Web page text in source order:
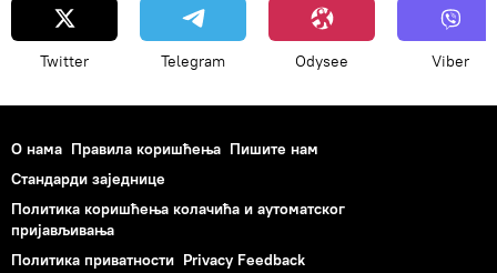
Twitter Telegram Odysee Viber
О нама Правила коришћења Пишите нам
Стандарди заједнице
Политика коришћења колачића и аутоматског
пријављивања
Политика приватности Privacy Feedback